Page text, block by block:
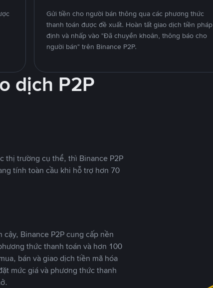
Gửi tiền cho người bán thông qua các phương thức
thanh toán được đề xuất. Hoàn tất giao dịch tiền pháp
định và nhấp vào "Đã chuyển khoản, thông báo cho
người bán" trên Binance P2P.
dịch P2P
thị trường cụ thể, thì Binance P2P
tính toàn cầu khi hỗ trợ hơn 70
Binance P2P cung cấp nền
thức thanh toán và hơn 100
bán và giao dịch tiền mã hóa
mức giá và phương thức thanh